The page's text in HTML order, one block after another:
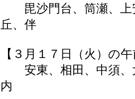
毘沙門台、筒瀬、上
丘、伴
【３月１７日（火）の
安東、相田、中須、
内